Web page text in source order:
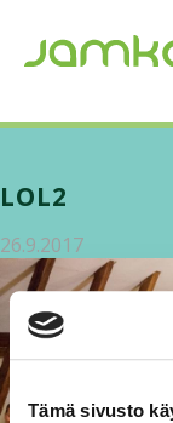
Tämä sivusto
LOL2
26.9.2017